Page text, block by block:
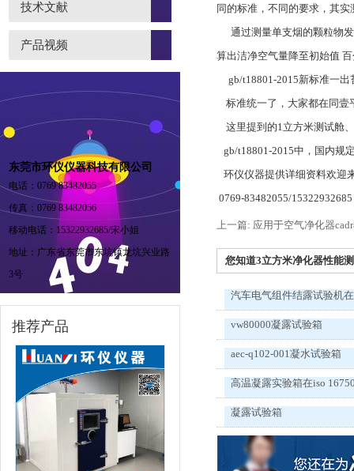
技术文献
产品视频
东莞市环仪仪器科技有限公司
电话：0769 83482055
传真：0769 83482056
移动电话：15322932685/宋小姐
地址：广东省东莞市东坑镇龙坑兴业路
3号
推荐产品
同的标准，不同的要求，其
通过测量单支烟的颗粒物发
算出洁净空气量降至初始值
gb/t18801-2015新标准一出
标准统一了，大家都在同壹
这里提到的1立方米测试舱
gb/t18801-2015中，国内规
环仪仪器提供详细资料欢迎
0769-83482055/15322932685
上一篇: 应用于空气净化器
您知道3立方米净化器性能
汽车电气组件结露试验机
vw80000凝露试验箱
aec-q102-001凝水试验箱
高温凝露实验箱在iso
凝露试验箱